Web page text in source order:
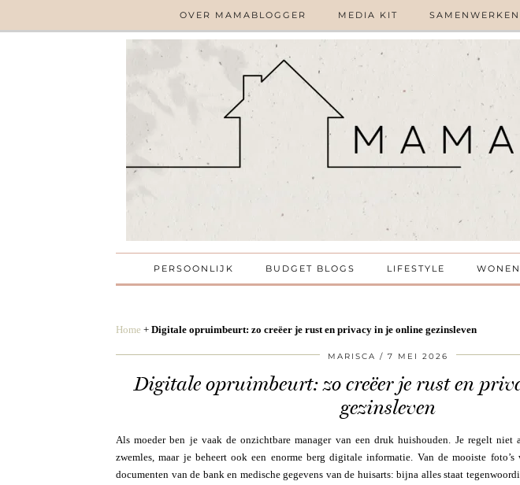
OVER MAMABLOGGER MEDIA KIT SAMENWERKEN
PERSOONLIJK BUDGET BLOGS LIFESTYLE WONEN
Home + Digitale opruimbeurt: zo creëer je rust en privacy in je online gezinsleven
MARISCA 7 MEI 2026
Digitale opruimbeurt: zo creëer je rust en
gezinsleven
Als moeder ben je vaak de onzichtbare manager van een druk huishouden. Je regelt niet
zwemles, maar je beheert ook een enorme berg digitale informatie. Van de mooiste
documenten van de bank en medische gegevens van de huisarts: bijna alles staat